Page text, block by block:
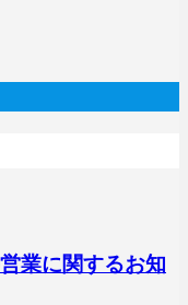
業に関するお知